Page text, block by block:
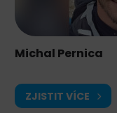
Michal Pernica
ZJISTIT VÍCE